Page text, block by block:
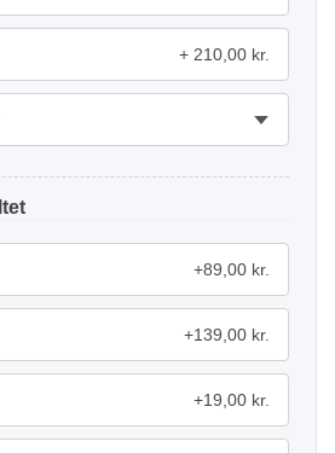
210,00 kr.
+89,00 kr.
+139,00 kr.
+19,00 kr.